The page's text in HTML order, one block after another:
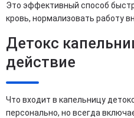
Это эффективный способ
кровь, нормализовать работу
Детокс
действие
Что входит в капельницу
персонально, но всегда